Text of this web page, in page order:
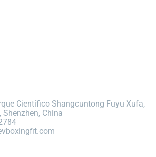
Científico Shangcuntong Fuyu Xufa,
China